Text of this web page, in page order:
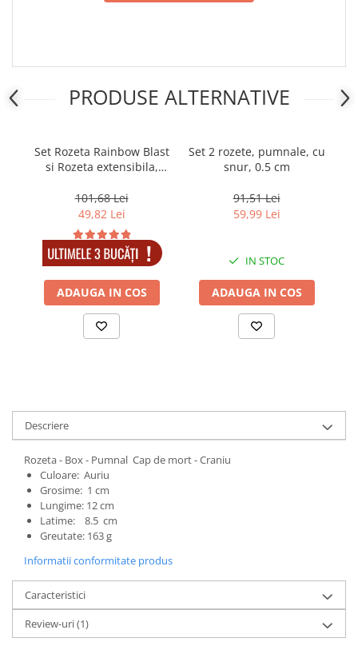
PRODUSE ALTERNATIVE
Set Rozeta Rainbow Blast
si Rozeta extensibila,
101,68 Lei
49,82 Lei
IN STOC
ADAUGA IN COS
Set 2 rozete, pumnale, cu
snur, 0.5 cm
91,51 Lei
59,99 Lei
IN STOC
ADAUGA IN COS
Descriere
Rozeta - Box - Pumnal Cap de mort - Craniu
Culoare: Auriu
Grosime: 1 cm
Lungime: 12 cm
Latime: 8.5 cm
Greutate: 163 g
Informatii conformitate produs
Caracteristici
Review-uri(1)